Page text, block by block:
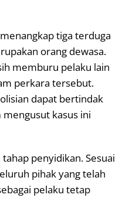
tiga terduga
orang dewasa.
memburu pelaku lain
perkara tersebut.
dapat bertindak
kasus ini
penyidikan. Sesuai
pihak yang telah
pelaku tetap